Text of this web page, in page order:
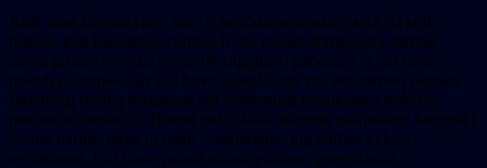
Kiek man žinoma (nes, nors ir nebūdama atsakinga už šią sritį,
manau, kad klausimas svarbus ir juo nuolat domėjausi), pirmas
darbo grupės posėdis įvyko tik rugpjūčio pabaigoje ir jau tame
posėdyje grupės dalyviai buvo spaudžiami vos per mėnesį pateikti
sudėtingų tyrimų rezultatus bei vadovautis netinkamos kokybės
pradine informacija. Būtent todėl dalis ekspertų pasipiktinę kreipėsi į
Seimo narius, tarpe jų mane, aiškindami, jog darbas vyksta
netinkamai. Kai kurie parašė atsistatydinimo pareiškimus.